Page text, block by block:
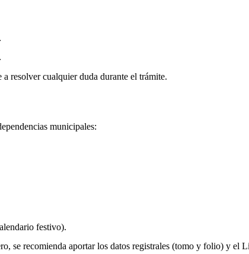
resolver cualquier duda durante el trámite.
municipales:
festivo).
se recomienda aportar los datos registrales (tomo y folio) y el